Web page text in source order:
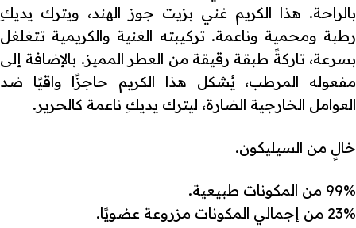
بالراحة. هذا الكريم غني بزيت جوز الهند، ويترك يديكِ
رطبة ومحمية وناعمة. تركيبته الغنية والكريمية تتغلغل
بسرعة، تاركةً طبقة رقيقة من العطر المميز. بالإضافة إلى
مفعوله المرطب، يُشكل هذا الكريم حاجزًا واقيًا ضد
العوامل الخارجية الضارة، ليترك يديكِ ناعمة كالحرير.
خالٍ من السيليكون.
99% من المكونات طبيعية.
23% من إجمالي المكونات مزروعة عضويًا.